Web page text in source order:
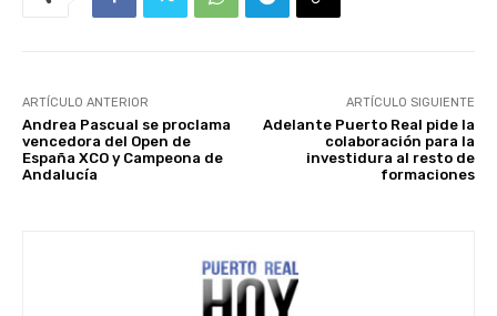
ARTÍCULO ANTERIOR
Andrea Pascual se proclama
vencedora del Open de
España XCO y Campeona de
Andalucía
ARTÍCULO SIGUIENTE
Adelante Puerto Real pide la
colaboración para la
investidura al resto de
formaciones